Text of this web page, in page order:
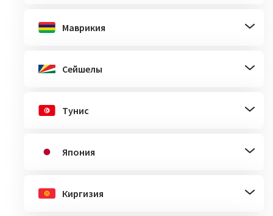
Маврикия
Сейшелы
Тунис
Япония
Киргизия